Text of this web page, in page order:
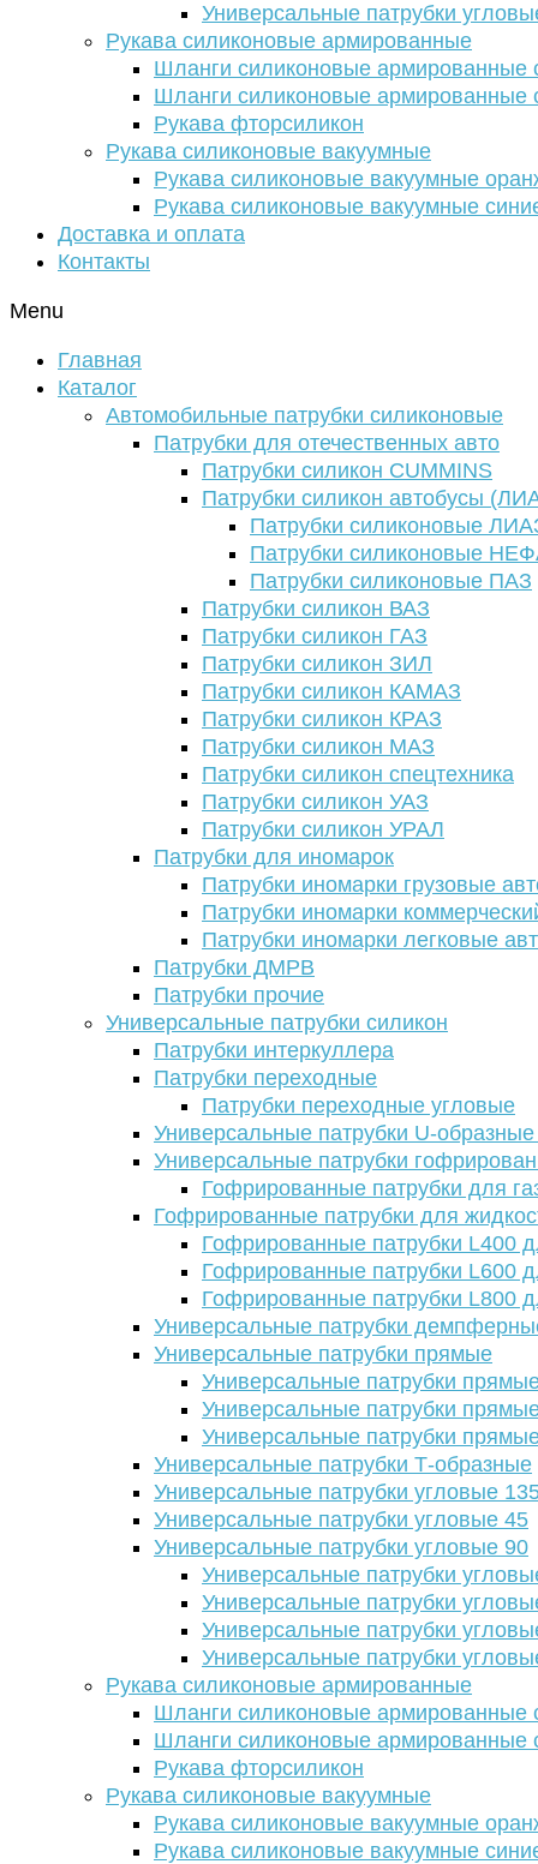
Универсальные патрубки
Рукава силиконовые армированные
Шланги силиконовые армированные
Шланги силиконовые армированные
Рукава фторсиликон
Рукава силиконовые вакуумные
Рукава силиконовые вакуумные
Рукава силиконовые вакуумные
Доставка и оплата
Контакты
Menu
Главная
Каталог
Автомобильные патрубки силиконовые
Патрубки для отечественных авто
Патрубки силикон CUMMINS
Патрубки силикон автобусы
Патрубки силиконовые
Патрубки силиконовые
Патрубки силиконовые ПАЗ
Патрубки силикон ВАЗ
Патрубки силикон ГАЗ
Патрубки силикон ЗИЛ
Патрубки силикон КАМАЗ
Патрубки силикон КРАЗ
Патрубки силикон МАЗ
Патрубки силикон спецтехника
Патрубки силикон УАЗ
Патрубки силикон УРАЛ
Патрубки для иномарок
Патрубки иномарки грузовые
Патрубки иномарки
Патрубки иномарки легковые
Патрубки ДМРВ
Патрубки прочие
Универсальные патрубки силикон
Патрубки интеркуллера
Патрубки переходные
Патрубки переходные угловые
Универсальные патрубки U-
Универсальные патрубки
Гофрированные патрубки для
Гофрированные патрубки для
Гофрированные патрубки L400
Гофрированные патрубки L600
Гофрированные патрубки L800
Универсальные патрубки
Универсальные патрубки прямые
Универсальные патрубки
Универсальные патрубки
Универсальные патрубки
Универсальные патрубки Т-образные
Универсальные патрубки угловые
Универсальные патрубки угловые 45
Универсальные патрубки угловые 90
Универсальные патрубки
Универсальные патрубки
Универсальные патрубки
Универсальные патрубки
Рукава силиконовые армированные
Шланги силиконовые армированные
Шланги силиконовые армированные
Рукава фторсиликон
Рукава силиконовые вакуумные
Рукава силиконовые вакуумные
Рукава силиконовые вакуумные